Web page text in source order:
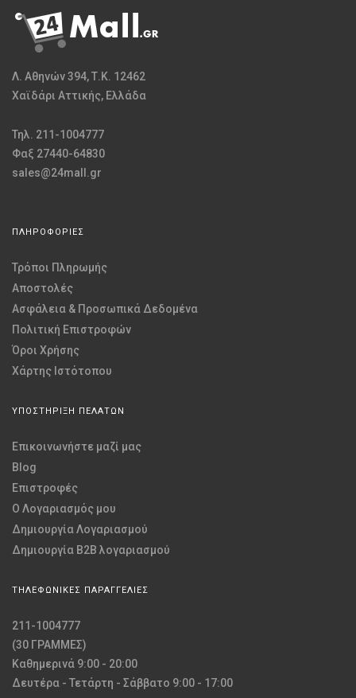
Λ. Αθηνών 394, Τ.Κ. 12462
Χαϊδάρι Αττικής, Ελλάδα
Τηλ. 211-1004777
Φαξ 27440-64830
sales@24mall.gr
ΠΛΗΡΟΦΟΡΙΕΣ
Τρόποι Πληρωμής
Αποστολές
Ασφάλεια & Προσωπικά Δεδομένα
Πολιτική Επιστροφών
Όροι Χρήσης
Χάρτης Ιστότοπου
ΥΠΟΣΤΗΡΙΞΗ ΠΕΛΑΤΩΝ
Επικοινωνήστε μαζί μας
Blog
Επιστροφές
O Λογαριασμός μου
Δημιουργία Λογαριασμού
Δημιουργία B2B λογαριασμού
ΤΗΛΕΦΩΝΙΚΕΣ ΠΑΡΑΓΓΕΛΙΕΣ
211-1004777
(30 ΓΡΑΜΜΕΣ)
Καθημερινά 9:00 - 20:00
Δευτέρα - Τετάρτη - Σάββατο 9:00 - 17:00